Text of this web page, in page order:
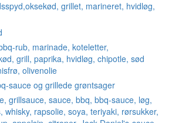
sauce og grillede grøntsager